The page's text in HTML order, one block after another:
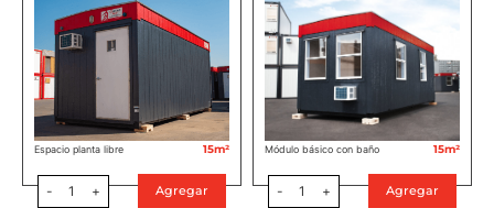
Espacio planta libre 15m²
- 1 + Agregar
Módulo básico con baño 15m²
- 1 + Agregar